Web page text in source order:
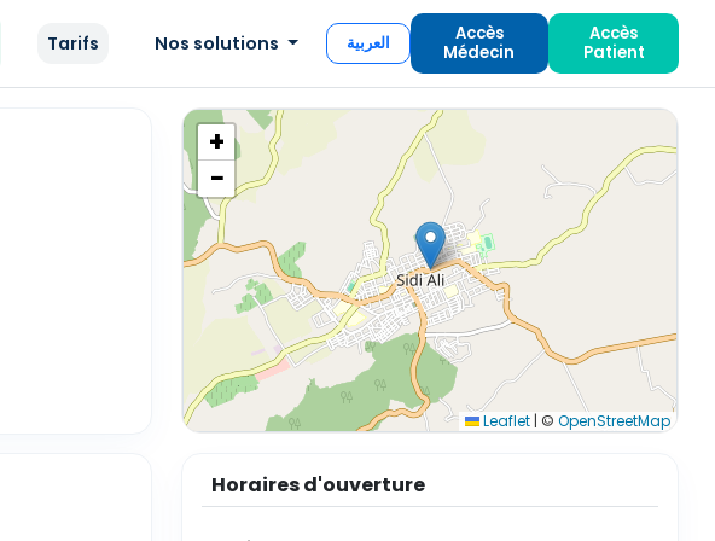
Tarifs Nos solutions العربية
Accès
Médecin
Accès
Patient
+
−
Leaflet | © OpenStreetMap
Horaires d'ouverture